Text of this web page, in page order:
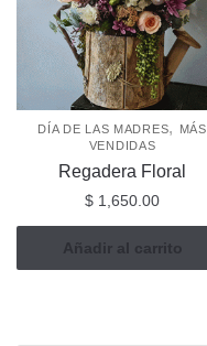
DÍA DE LAS MADRES,
MÁS
VENDIDAS
Regadera Floral
$ 1,650.00
Añadir al carrito